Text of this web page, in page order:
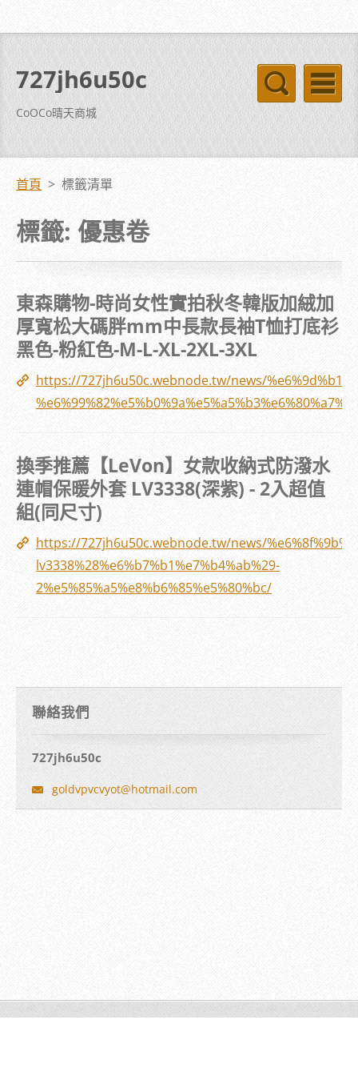
727jh6u50c
CoOCo晴天商城
首頁 > 標籤清單
標籤: 優惠卷
東森購物-時尚女性實拍秋冬韓版加絨加
厚寬松大碼胖mm中長款長袖T恤打底衫
黑色-粉紅色-M-L-XL-2XL-3XL
https://727jh6u50c.webnode.tw/news/
換季推薦【LeVon】女款收納式防潑水
連帽保暖外套 LV3338(深紫) - 2入超值
組(同尺寸)
https://727jh6u50c.webnode.tw/news/
lv3338%28%e6%b7%b1%e7%b4%ab%29-
2%e5%85%a5%e8%b6%85%e5%80%bc/
聯絡我們
727jh6u50c
goldvpvcvyot@hotmail.com